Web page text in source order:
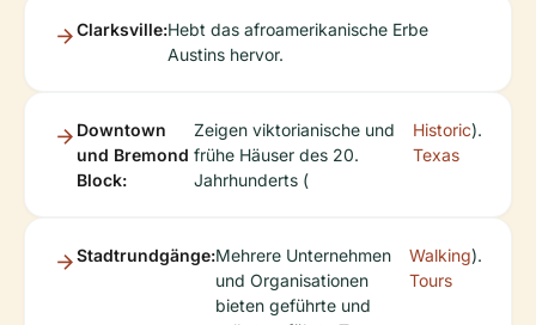
Clarksville:Hebt das afroamerikanische Erbe
Austins hervor.
Downtown
und Bremond
Block:
Zeigen viktorianische und
frühe Häuser des 20.
Jahrhunderts (
Historic
Texas
).
Stadtrundgänge:Mehrere Unternehmen
und Organisationen
bieten geführte und
Walking
Tours
).